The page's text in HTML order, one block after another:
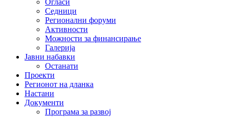
Седници
Регионални форуми
Активности
Можности за финансирање
Галерија
Јавни набавки
Останати
Проекти
Регионот на дланка
Настани
Документи
Програма за развој